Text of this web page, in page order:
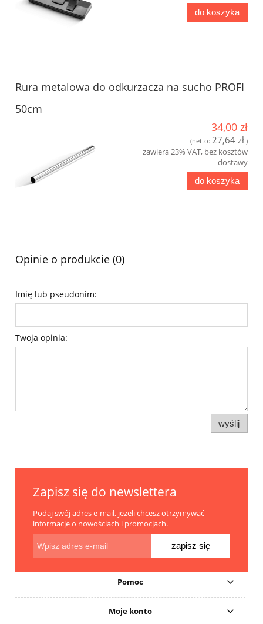
do koszyka
Rura metalowa do odkurzacza na sucho PROFI
50cm
34,00 zł
(netto: 27,64 zł )
zawiera 23% VAT, bez kosztów
dostawy
do koszyka
Opinie o produkcie (0)
Imię lub pseudonim:
Twoja opinia:
wyślij
Zapisz się do newslettera
Podaj swój adres e-mail, jeżeli chcesz otrzymywać
informacje o nowościach i promocjach.
zapisz się
Pomoc
Moje konto